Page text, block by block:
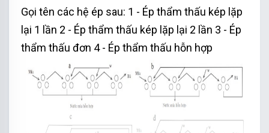
Gọi tên các hệ ép sau: 1 - Ép thẩm thấu kép lặp
lại 1 lần 2 - Ép thẩm thấu kép lặp lại 2 lần 3 - Ép
thẩm thấu đơn 4 - Ép thẩm thấu hỗn hợp